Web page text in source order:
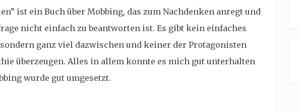
ist ein Buch über Mobbing, das zum Nachdenken anregt und
nicht einfach zu beantworten ist. Es gibt kein einfaches
ganz viel dazwischen und keiner der Protagonisten
überzeugen. Alles in allem konnte es mich gut unterhalten
wurde gut umgesetzt.